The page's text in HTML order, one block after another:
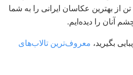
ادامه با ما همراه باشید تا ۷ تن از بهترین عکاسان ایرانی را به شما
آنان را دیده‌ایم.
بگیرید، معروف‌ترین تالاب‌های